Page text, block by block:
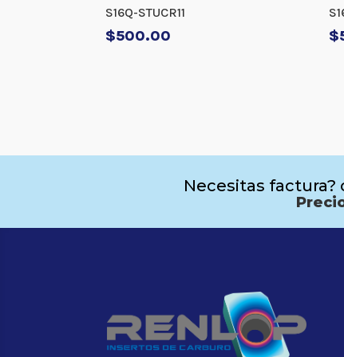
S16Q-STUCR11
$500.00 $
Necesitas factura?